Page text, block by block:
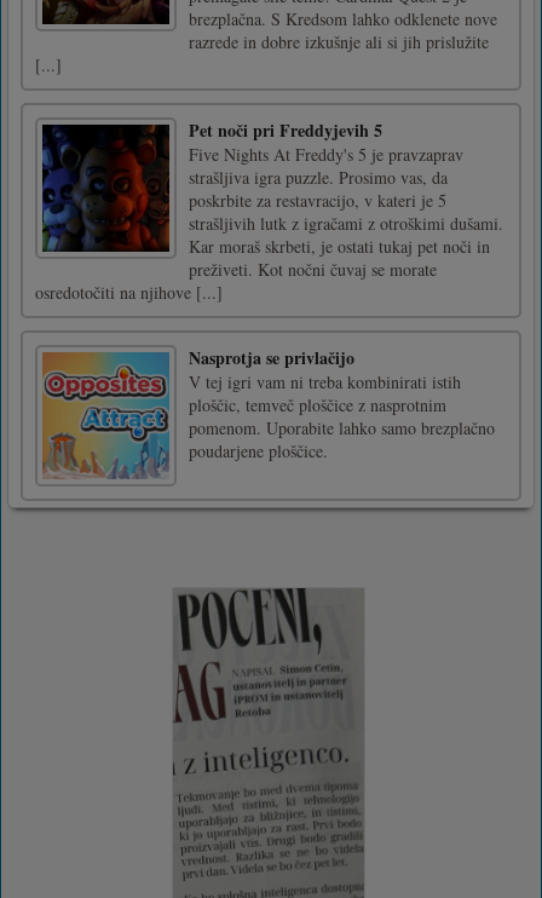
brezplačna. S Kredsom lahko odklenete nove
razrede in dobre izkušnje ali si jih prislužite
[...]
Pet noči pri Freddyjevih 5
Five Nights At Freddy's 5 je pravzaprav
strašljiva igra puzzle. Prosimo vas, da
poskrbite za restavracijo, v kateri je 5
strašljivih lutk z igračami z otroškimi dušami.
Kar moraš skrbeti, je ostati tukaj pet noči in
preživeti. Kot nočni čuvaj se morate
osredotočiti na njihove [...]
Nasprotja se privlačijo
V tej igri vam ni treba kombinirati istih
ploščic, temveč ploščice z nasprotnim
pomenom. Uporabite lahko samo brezplačno
poudarjene ploščice.